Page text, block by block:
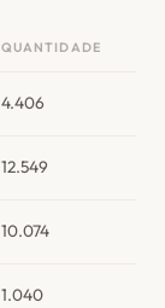
QUANTIDADE
4.406
12.549
10.074
1.040